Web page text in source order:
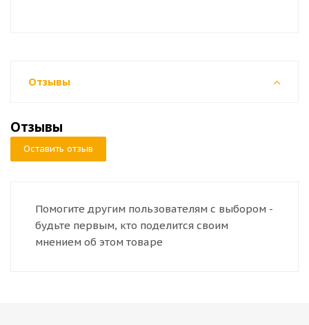
Отзывы
Отзывы
Оставить отзыв
Помогите другим пользователям с выбором -
будьте первым, кто поделится своим
мнением об этом товаре